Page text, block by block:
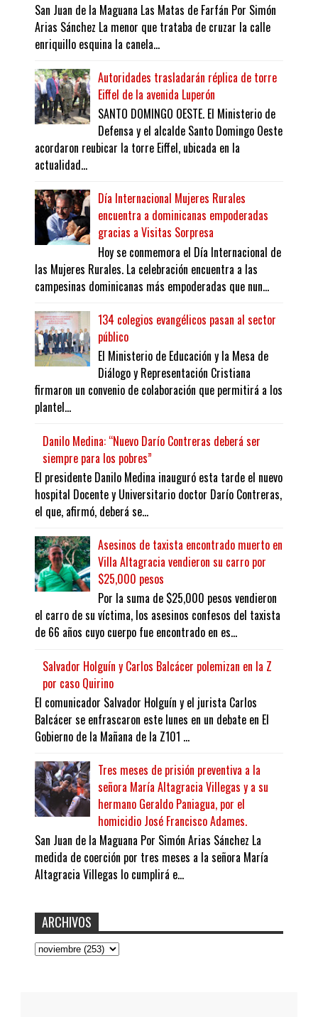
San Juan de la Maguana Las Matas de Farfán Por Simón
Arias Sánchez La menor que trataba de cruzar la calle
enriquillo esquina la canela...
Autoridades trasladarán réplica de torre
Eiffel de la avenida Luperón
SANTO DOMINGO OESTE. El Ministerio de
Defensa y el alcalde Santo Domingo Oeste
acordaron reubicar la torre Eiffel, ubicada en la
actualidad...
Día Internacional Mujeres Rurales
encuentra a dominicanas empoderadas
gracias a Visitas Sorpresa
Hoy se conmemora el Día Internacional de
las Mujeres Rurales. La celebración encuentra a las
campesinas dominicanas más empoderadas que nun...
134 colegios evangélicos pasan al sector
público
El Ministerio de Educación y la Mesa de
Diálogo y Representación Cristiana
firmaron un convenio de colaboración que permitirá a los
plantel...
Danilo Medina: “Nuevo Darío Contreras deberá ser
siempre para los pobres”
El presidente Danilo Medina inauguró esta tarde el nuevo
hospital Docente y Universitario doctor Darío Contreras,
el que, afirmó, deberá se...
Asesinos de taxista encontrado muerto en
Villa Altagracia vendieron su carro por
$25,000 pesos
Por la suma de $25,000 pesos vendieron
el carro de su víctima, los asesinos confesos del taxista
de 66 años cuyo cuerpo fue encontrado en es...
Salvador Holguín y Carlos Balcácer polemizan en la Z
por caso Quirino
El comunicador Salvador Holguín y el jurista Carlos
Balcácer se enfrascaron este lunes en un debate en El
Gobierno de la Mañana de la Z101 ...
Tres meses de prisión preventiva a la
señora María Altagracia Villegas y a su
hermano Geraldo Paniagua, por el
homicidio José Francisco Adames.
San Juan de la Maguana Por Simón Arias Sánchez La
medida de coerción por tres meses a la señora María
Altagracia Villegas lo cumplirá e...
ARCHIVOS